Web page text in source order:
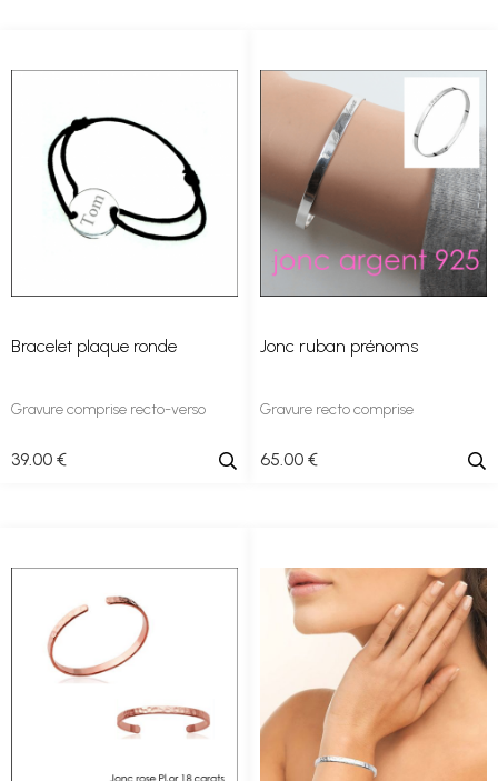
Bracelet plaque ronde
Gravure comprise recto-verso
39.00 €
Jonc ruban prénoms
Gravure recto comprise
65.00 €